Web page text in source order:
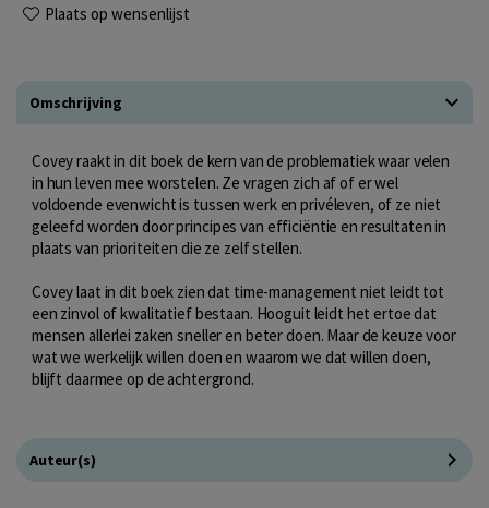
Plaats op wensenlijst
Omschrijving
Covey raakt in dit boek de kern van de problematiek waar velen
in hun leven mee worstelen. Ze vragen zich af of er wel
voldoende evenwicht is tussen werk en privéleven, of ze niet
geleefd worden door principes van efficiëntie en resultaten in
plaats van prioriteiten die ze zelf stellen.
Covey laat in dit boek zien dat time-management niet leidt tot
een zinvol of kwalitatief bestaan. Hooguit leidt het ertoe dat
mensen allerlei zaken sneller en beter doen. Maar de keuze voor
wat we werkelijk willen doen en waarom we dat willen doen,
blijft daarmee op de achtergrond.
Auteur(s)